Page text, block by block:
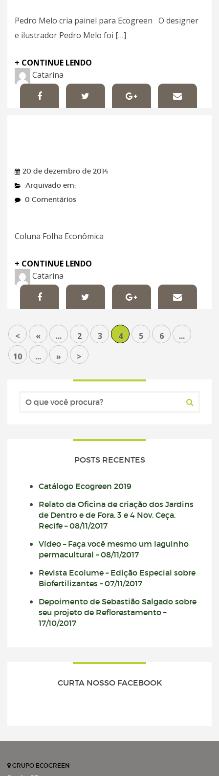
Pedro Melo cria painel para Ecogreen O designer
e ilustrador Pedro Melo foi […]
+ CONTINUE LENDO
Catarina
20 de dezembro de 2014
Arquivado em:
0 Comentários
Coluna Folha Econômica
+ CONTINUE LENDO
Catarina
< « ... 2 3 4 5 6
...
10
... » >
POSTS RECENTES
Catálogo Ecogreen 2019
Relato da Oficina de criação dos Jardins
de Dentro e de Fora, 3 e 4 Nov. Ceça,
Recife – 08/11/2017
Vídeo – Faça você mesmo um laguinho
permacultural – 08/11/2017
Revista Ecolume – Edição Especial sobre
Biofertilizantes – 07/11/2017
Depoimento de Sebastião Salgado sobre
seu projeto de Reflorestamento –
17/10/2017
CURTA NOSSO FACEBOOK
GRUPO ECOGREEN